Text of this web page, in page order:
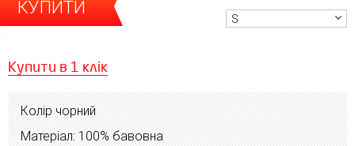
КУПИТИ
S
Купити в 1 клік
Колір чорний
Матеріал: 100% бавовна